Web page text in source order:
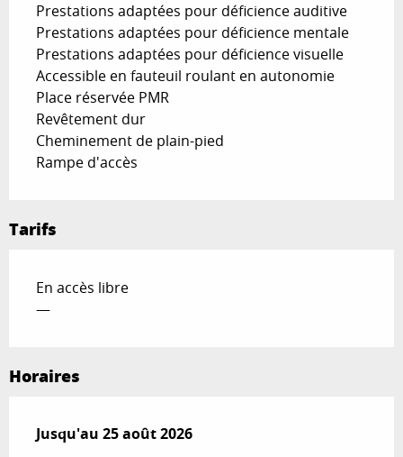
Prestations adaptées pour déficience auditive
Prestations adaptées pour déficience mentale
Prestations adaptées pour déficience visuelle
Accessible en fauteuil roulant en autonomie
Place réservée PMR
Revêtement dur
Cheminement de plain-pied
Rampe d'accès
Tarifs
En accès libre
—
Horaires
Du7 juillet 2026au25 août 2026
Jusqu'au 25 août 2026